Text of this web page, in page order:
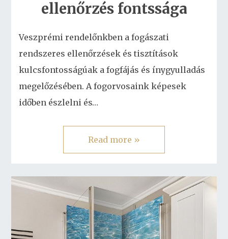
ellenőrzés fontssága
Veszprémi rendelőnkben a fogászati
rendszeres ellenőrzések és tisztítások
kulcsfontosságúak a fogfájás és ínygyulladás
megelőzésében. A fogorvosaink képesek
időben észlelni és…
Read more »